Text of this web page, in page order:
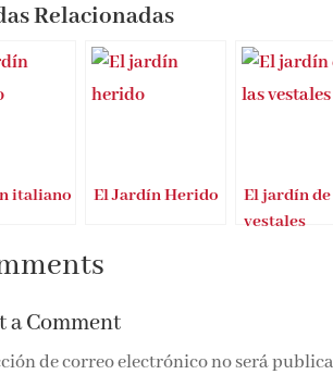
Relacionadas
italiano El Jardín Herido
El jardín
vestales
a Comment
de correo electrónico no será